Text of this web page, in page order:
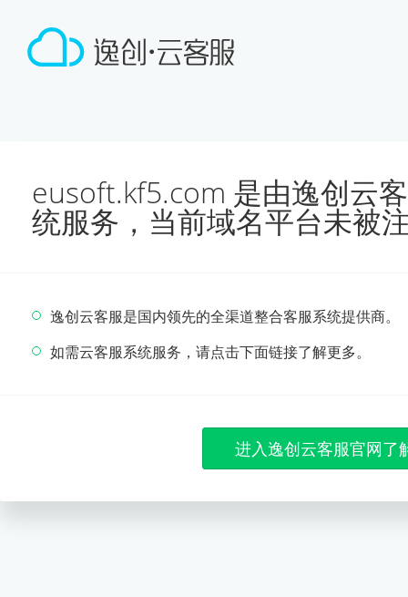
eusoft.kf5.com 是由逸创云
统服务，当前域名平台未被
逸创云客服是国内领先的全渠道整合客服系统提供商。
如需云客服系统服务，请点击下面链接了解更多。
进入逸创云客服官网了